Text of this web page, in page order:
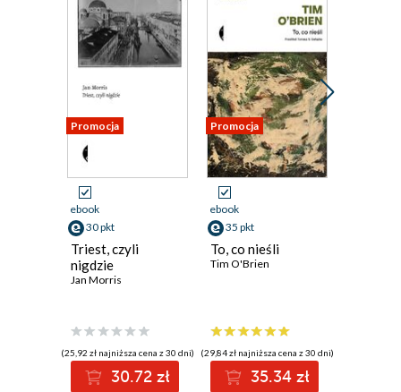
Promocja
ebook
30 pkt
Triest, czyli
nigdzie
Jan Morris
(25,92 zł najniższa cena z 30 dni)
30.72 zł
Promocja
ebook
35 pkt
To, co nieśli
Tim O'Brien
(29,84 zł najniższa cena z 30 dni)
35.34 zł